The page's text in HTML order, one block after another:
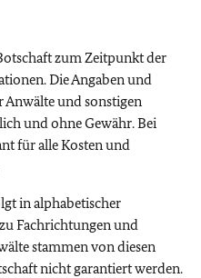
zum Zeitpunkt der
Die Angaben und
Anwälte und sonstigen
und ohne Gewähr. Bei
für alle Kosten und
in alphabetischer
Fachrichtungen und
stammen von diesen
nicht garantiert werden.